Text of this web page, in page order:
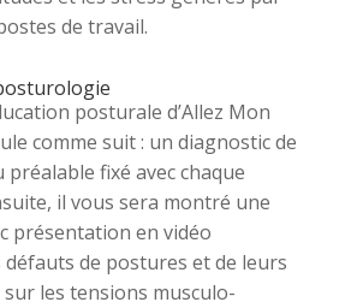
de travail.
posturale d’Allez Mon
comme suit : un diagnostic de
fixé avec chaque
il vous sera montré une
présentation en vidéo
de postures et de leurs
sur les tensions musculo-